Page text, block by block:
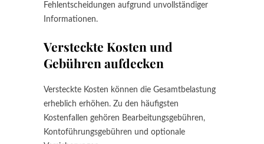
Fehlentscheidungen aufgrund unvollständiger
Informationen.
Versteckte Kosten und
Gebühren aufdecken
Versteckte Kosten können die Gesamtbelastung
erheblich erhöhen. Zu den häufigsten
Kostenfallen gehören Bearbeitungsgebühren,
Kontoführungsgebühren und optionale